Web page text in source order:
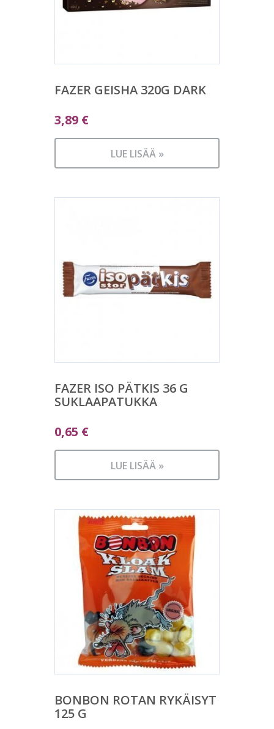
FAZER GEISHA 320G DARK
3,89 €
LUE LISÄÄ »
FAZER ISO PÄTKIS 36 G
SUKLAAPATUKKA
0,65 €
LUE LISÄÄ »
BONBON ROTAN RYKÄISYT
125 G